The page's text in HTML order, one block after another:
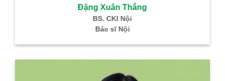
Đặng Xuân Thắng
BS. CKI Nội
Bác sĩ Nội